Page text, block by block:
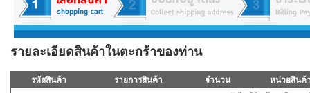
รายละเอียดสินค้าในตะกร้าของท่าน
รหัสสินค้า รายการสินค้า จำนวน
หน่วยสินค้